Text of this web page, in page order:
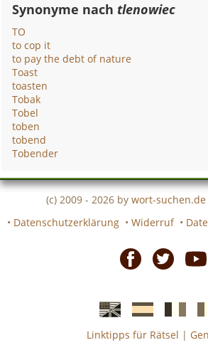
Synonyme nach tlenowiec
TO
to cop it
to pay the debt of nature
Toast
toasten
Tobak
Tobel
toben
tobend
Tobender
(c) 2009 - 2026 by wort-suchen.de
• Datenschutzerklärung • Widerruf •
EnglischeSpanische
Linktipps für Rätsel |